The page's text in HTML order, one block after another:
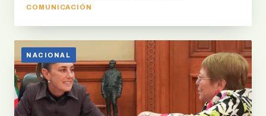
COMUNICACIÓN
NACIONAL